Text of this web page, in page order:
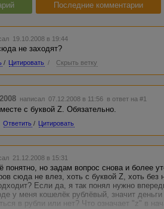
Последние комментарии
19.10.2008 в 19:44
не заходят?
/ Цитировать / Скрыть ветку
написал 07.12.2008 в 11:56 в ответ на #1
с буквой Z. Обязательно.
Ответить / Цитировать
21.12.2008 в 15:31
понятно, но задам вопрос снова и более
сюда не влез, хоть с буквой Z, хоть без
Если да, я так понял нужно
у меня кошелёк рублёвый, значит
в рубли или нет? Что означает "z" в